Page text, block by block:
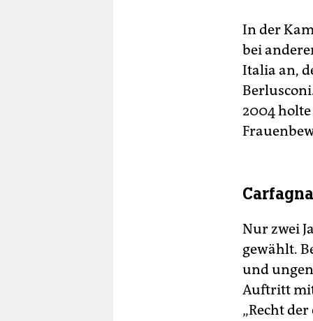
In der
bei
Italia an,
2004
Nur zwei
gewählt.
und
Auftritt mit
„Recht